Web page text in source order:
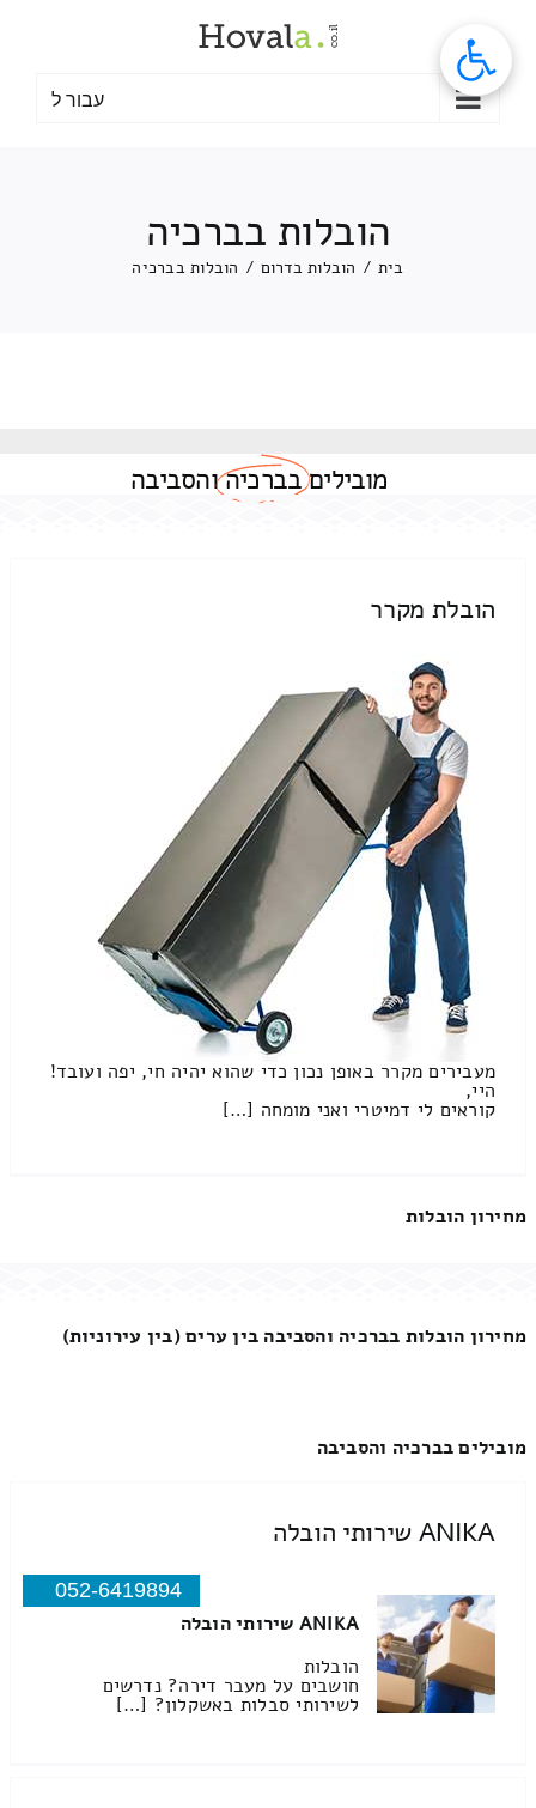
עבור ל
הובלות בברכיה
בית / הובלות בדרום / הובלות בברכיה
מוביליםבברכיהוהסביבה
הובלת מקרר
מעבירים מקרר באופן נכון כדי שהוא יהיה חי, יפה ועובד!
היי,
קוראים לי דמיטרי ואני מומחה […]
מחירון הובלות
מחירון הובלות בברכיה והסביבה בין ערים (בין עירוניות)
מובילים בברכיה והסביבה
ANIKA שירותי הובלה
052-6419894
ANIKA שירותי הובלה
הובלות
חושבים על מעבר דירה? נדרשים
לשירותי סבלות באשקלון? […]